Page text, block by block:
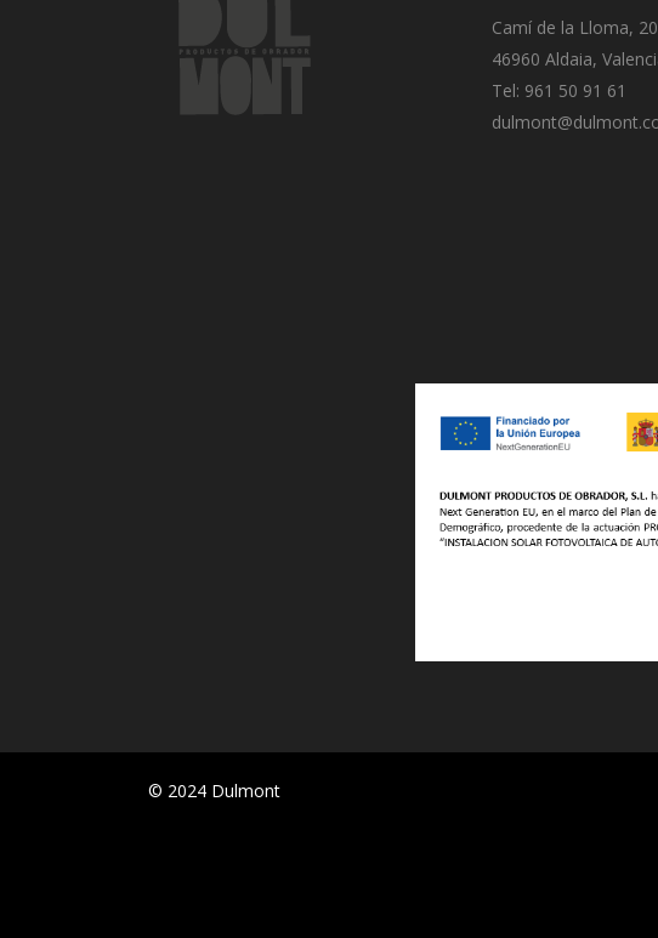
Camí de la Lloma, 20
46960 Aldaia,
Tel: 961 50 91 61
© 2024 Dulmont